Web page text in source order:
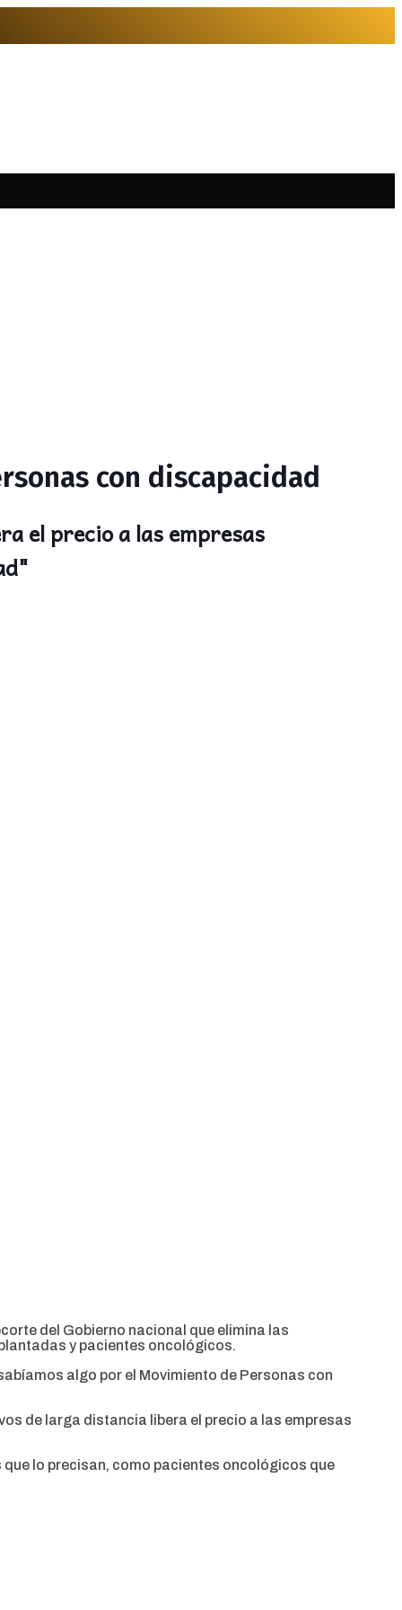
con discapacidad
el precio a las empresas
del Gobierno nacional que elimina las
y pacientes oncológicos.
algo por el Movimiento de Personas con
de larga distancia libera el precio a las empresas
que lo precisan, como pacientes oncológicos que